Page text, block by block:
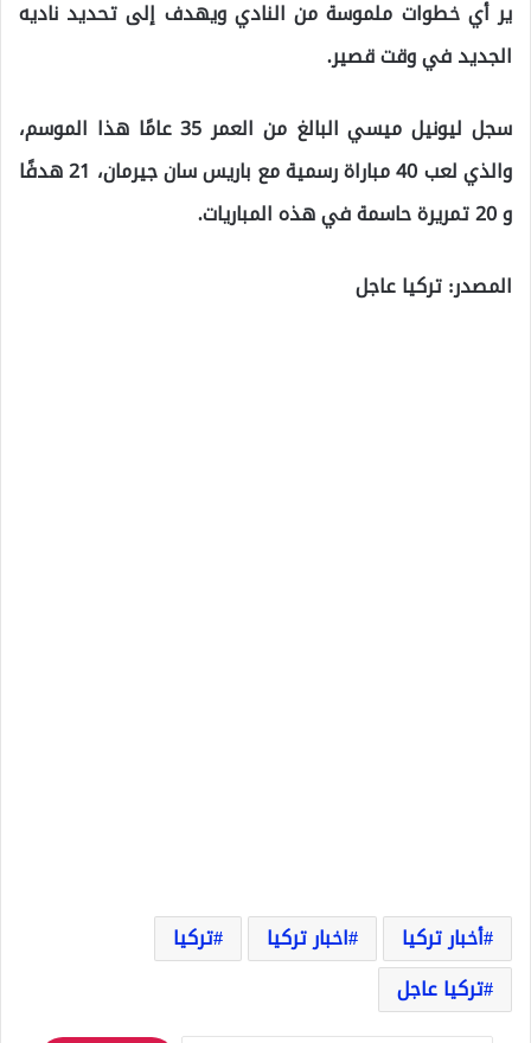
ير أي خطوات ملموسة من النادي ويهدف إلى تحديد ناديه
الجديد في وقت قصير.
سجل ليونيل ميسي البالغ من العمر 35 عامًا هذا الموسم،
والذي لعب 40 مباراة رسمية مع باريس سان جيرمان، 21 هدفًا
و 20 تمريرة حاسمة في هذه المباريات.
المصدر: تركيا عاجل
أخبار تركيا اخبار تركيا
تركيا
تركيا عاجل